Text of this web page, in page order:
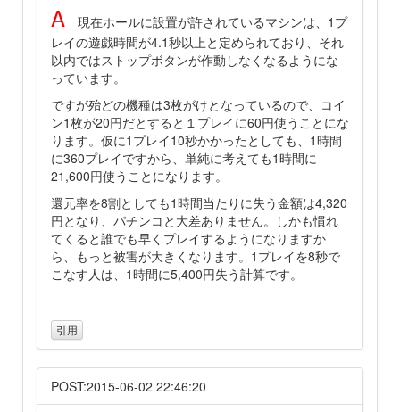
A 現在ホールに設置が許されているマシンは、1プ
レイの遊戯時間が4.1秒以上と定められており、それ
以内ではストップボタンが作動しなくなるようにな
っています。
ですが殆どの機種は3枚がけとなっているので、コイ
ン1枚が20円だとすると１プレイに60円使うことにな
ります。仮に1プレイ10秒かかったとしても、1時間
に360プレイですから、単純に考えても1時間に
21,600円使うことになります。
還元率を8割としても1時間当たりに失う金額は4,320
円となり、パチンコと大差ありません。しかも慣れ
てくると誰でも早くプレイするようになりますか
ら、もっと被害が大きくなります。1プレイを8秒で
こなす人は、1時間に5,400円失う計算です。
引用
POST:2015-06-02 22:46:20